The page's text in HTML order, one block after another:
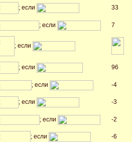
; если 33
; если 7
; если
; если 96
; если -4
; если -3
; если -2
; если -6